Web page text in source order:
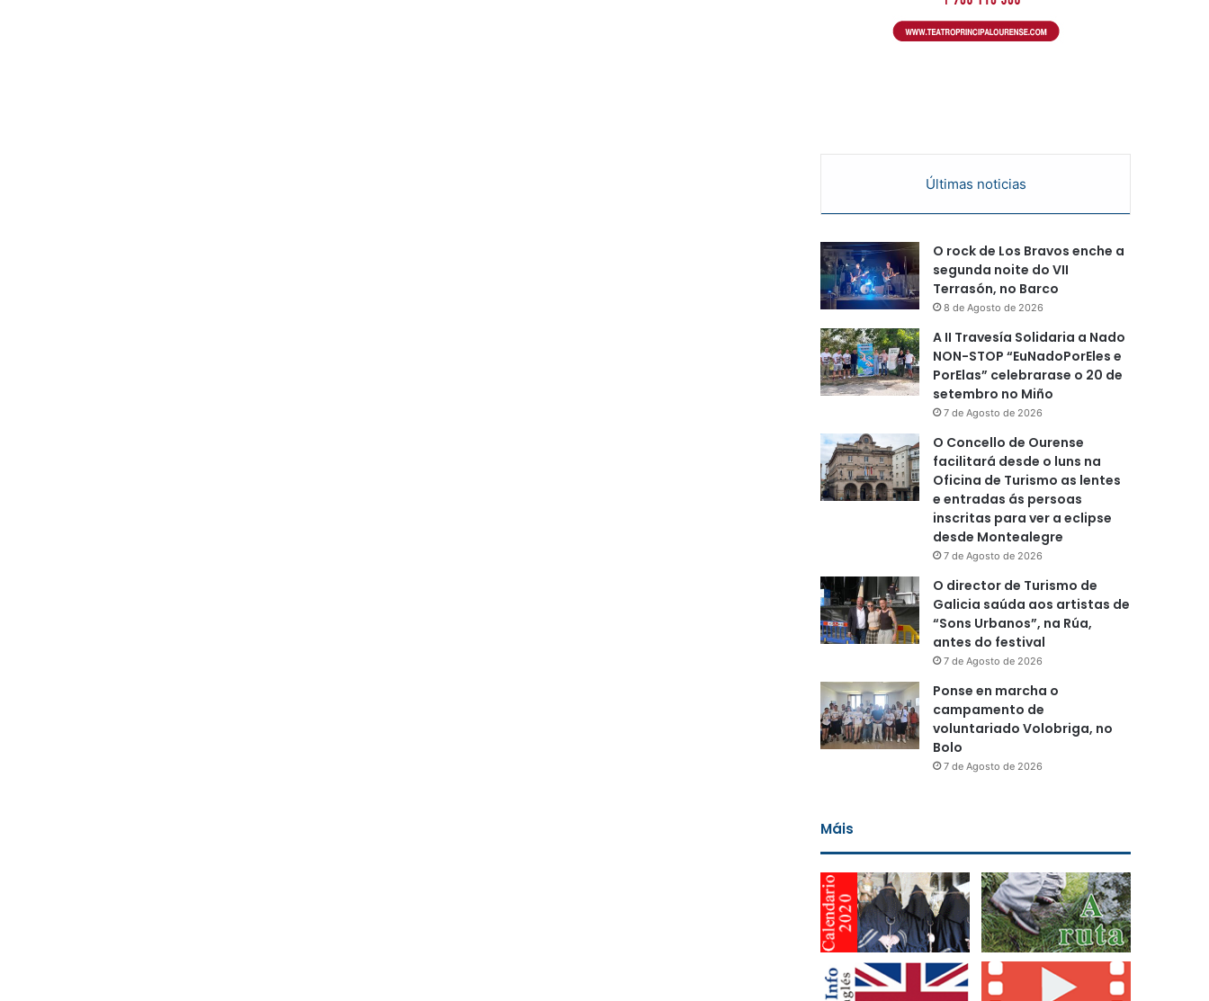
Últimas noticias
O rock de Los Bravos enche a
segunda noite do VII
Terrasón, no Barco
8 de Agosto de 2026
A II Travesía Solidaria a Nado
NON-STOP “EuNadoPorEles e
PorElas” celebrarase o 20 de
setembro no Miño
7 de Agosto de 2026
O Concello de Ourense
facilitará desde o luns na
Oficina de Turismo as lentes
e entradas ás persoas
inscritas para ver a eclipse
desde Montealegre
7 de Agosto de 2026
O director de Turismo de
Galicia saúda aos artistas de
“Sons Urbanos”, na Rúa,
antes do festival
7 de Agosto de 2026
Ponse en marcha o
campamento de
voluntariado Volobriga, no
Bolo
7 de Agosto de 2026
Máis